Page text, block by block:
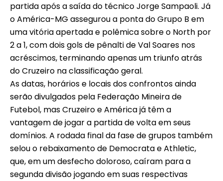
partida após a saída do técnico Jorge Sampaoli. Já
o América-MG assegurou a ponta do Grupo B em
uma vitória apertada e polêmica sobre o North por
2 a 1, com dois gols de pênalti de Val Soares nos
acréscimos, terminando apenas um triunfo atrás
do Cruzeiro na classificação geral.
As datas, horários e locais dos confrontos ainda
serão divulgados pela Federação Mineira de
Futebol, mas Cruzeiro e América já têm a
vantagem de jogar a partida de volta em seus
domínios. A rodada final da fase de grupos também
selou o rebaixamento de Democrata e Athletic,
que, em um desfecho doloroso, caíram para a
segunda divisão jogando em suas respectivas